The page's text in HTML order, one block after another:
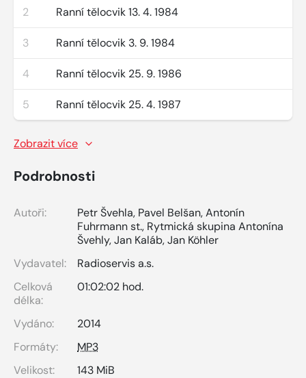
2 Ranní tělocvik 13. 4. 1984
3 Ranní tělocvik 3. 9. 1984
4 Ranní tělocvik 25. 9. 1986
5 Ranní tělocvik 25. 4. 1987
Zobrazit více
Podrobnosti
Autoři: Petr Švehla, Pavel Belšan,Antonín
Fuhrmann st., Rytmická skupina Antonína
Švehly,Jan Kaláb,Jan Köhler
Vydavatel:
Radioservis a.s.
Celková
délka:
01:02:02 hod.
Vydáno:
2014
Formáty:
MP3
Velikost:
143 MiB